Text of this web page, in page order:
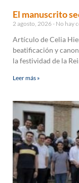
El manuscrito
2 agosto, 2026 No hay
Artículo de Celia
beatificación y
la festividad de la
Leer más »